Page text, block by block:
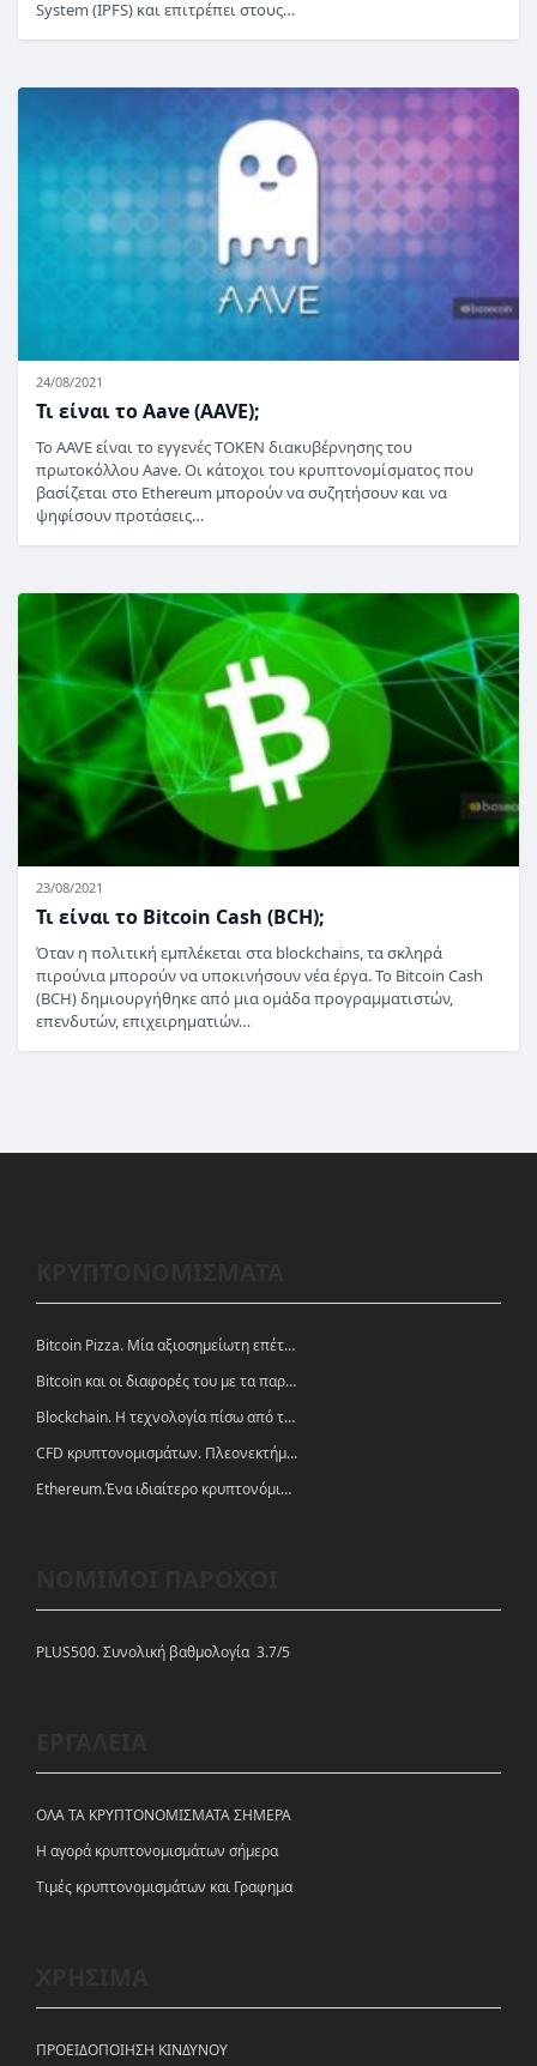
System (IPFS) και επιτρέπει στους…
24/08/2021
Τι είναι το Aave (AAVE);
Το AAVE είναι το εγγενές TOKEN διακυβέρνησης του
πρωτοκόλλου Aave. Οι κάτοχοι του κρυπτονομίσματος που
βασίζεται στο Ethereum μπορούν να συζητήσουν και να
ψηφίσουν προτάσεις…
23/08/2021
Τι είναι το Bitcoin Cash (BCH);
Όταν η πολιτική εμπλέκεται στα blockchains, τα σκληρά
πιρούνια μπορούν να υποκινήσουν νέα έργα. Το Bitcoin Cash
(BCH) δημιουργήθηκε από μια ομάδα προγραμματιστών,
επενδυτών, επιχειρηματιών…
Bitcoin Pizza. Μία αξιοσημείωτη επέτειος.
Bitcoin και οι διαφορές του με τα παραδοσιακά νομίσματα
Blockchain. Η τεχνολογία πίσω από τα κρυπτονομίσματα
CFD κρυπτονομισμάτων. Πλεονεκτήματα και ευκαιρίες
Ethereum.Ένα ιδιαίτερο κρυπτονόμισμα-πλατφόρμα
PLUS500. Συνολική βαθμολογία 3.7/5
ΟΛΑ ΤΑ ΚΡΥΠΤΟΝΟΜΙΣΜΑΤΑ ΣΗΜΕΡΑ
Η αγορά κρυπτονομισμάτων σήμερα
Tιμές κρυπτονομισμάτων και Γραφημα
ΠΡΟΕΙΔΟΠΟΙΗΣΗ ΚΙΝΔΥΝΟΥ